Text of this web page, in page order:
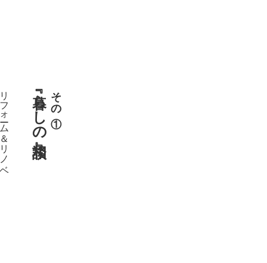
その①
『暮らしの相談』
リフォーム＆リノベ